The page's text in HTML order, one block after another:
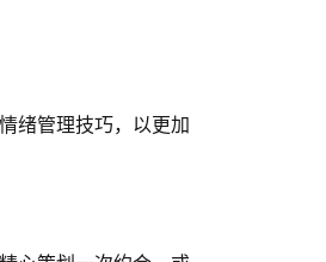
绪管理技巧，以更加